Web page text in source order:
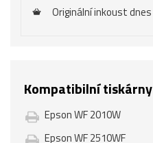
Originální inkoust dnes
Kompatibilní tiskárny
Epson WF 2010W
Epson WF 2510WF